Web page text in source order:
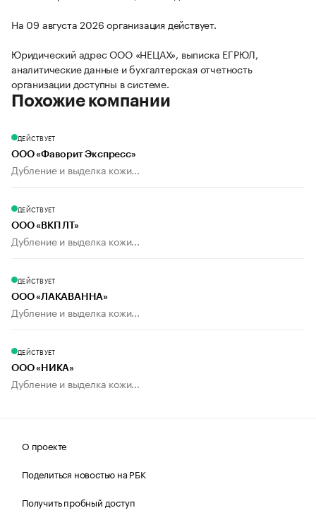
На 09 августа 2026 организация действует.
Юридический адрес ООО «НЕЦАХ», выписка ЕГРЮЛ,
аналитические данные и бухгалтерская отчетность
организации доступны в системе.
Похожие компании
ДЕЙСТВУЕТ
ООО «Фаворит Экспресс»
Дубление и выделка кожи...
ДЕЙСТВУЕТ
ООО «ВКП ЛТ»
Дубление и выделка кожи...
ДЕЙСТВУЕТ
ООО «ЛАКАВАННА»
Дубление и выделка кожи...
ДЕЙСТВУЕТ
ООО «НИКА»
Дубление и выделка кожи...
О проекте
Поделиться новостью на РБК
Получить пробный доступ